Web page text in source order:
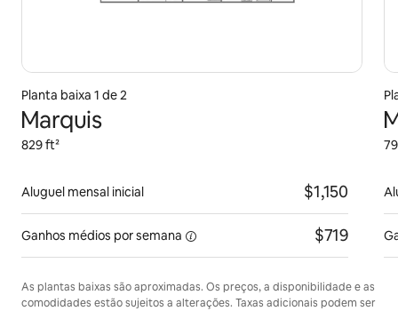
Planta baixa 1 de 2
Marquis
829 ft²
Aluguel mensal inicial $1,150
Ganhos médios por semana $719
As plantas baixas são aproximadas. Os preços, a disponibilidade e as
comodidades estão sujeitos a alterações. Taxas adicionais podem ser